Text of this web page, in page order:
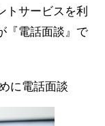
トサービスを利
『電話面談』で
に電話面談